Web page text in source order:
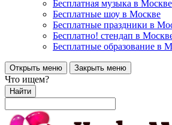
Бесплатная музыка в Москве
Бесплатные шоу в Москве
Бесплатные праздники в
Бесплатно! стендап в
Бесплатные образование в
Открыть меню Закрыть меню
Что ищем?
Найти